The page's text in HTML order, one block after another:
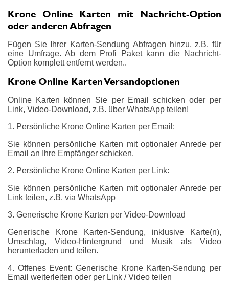
Krone Online Karten mit Nachricht-Option
oder anderen Abfragen
Fügen Sie Ihrer Karten-Sendung Abfragen hinzu, z.B. für
eine Umfrage. Ab dem Profi Paket kann die Nachricht-
Option komplett entfernt werden..
Krone Online Karten Versandoptionen
Online Karten können Sie per Email schicken oder per
Link, Video-Download, z.B. über WhatsApp teilen!
1. Persönliche Krone Online Karten per Email:
Sie können persönliche Karten mit optionaler Anrede per
Email an Ihre Empfänger schicken.
2. Persönliche Krone Online Karten per Link:
Sie können persönliche Karten mit optionaler Anrede per
Link teilen, z.B. via WhatsApp
3. Generische Krone Karten per Video-Download
Generische Krone Karten-Sendung, inklusive Karte(n),
Umschlag, Video-Hintergrund und Musik als Video
herunterladen und teilen.
4. Offenes Event: Generische Krone Karten-Sendung per
Email weiterleiten oder per Link / Video teilen